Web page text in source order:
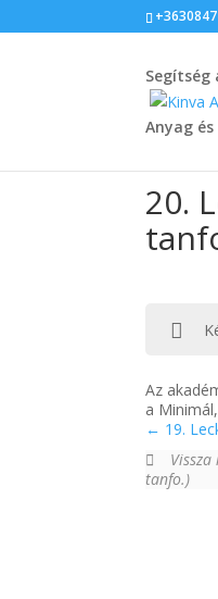
Anyag
20.
Az
a
19.
Vissza
tanfo.)